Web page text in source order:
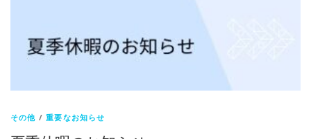
その他 /重要なお知らせ